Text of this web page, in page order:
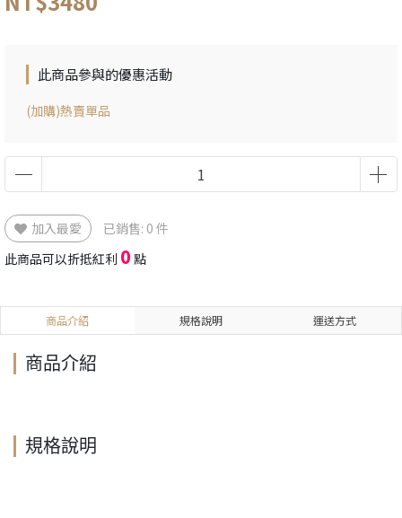
此商品參與的優惠活動
(加購)熱賣單品
加入最愛
已銷售: 0 件
此商品可以折抵紅利 0 點
商品介紹 規格說明 運送方式
商品介紹
規格說明